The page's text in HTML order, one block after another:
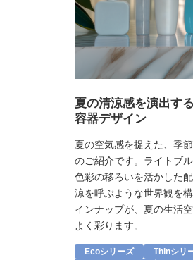
夏の清涼感を演出す
容器デザイン
夏の空気感を捉えた、季
のご紹介です。ライトブ
色彩の移ろいを活かした
涼を呼ぶような世界観を
インナップが、夏の生活
よく彩ります。
Ecoシリーズ
Thinシリ